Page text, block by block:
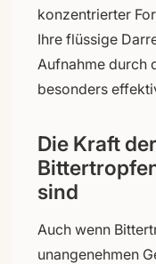
konzentrierter
Ihre flüssige
Aufnahme durch
besonders
Die Kraft
sind
Auch wenn
unangenehmen